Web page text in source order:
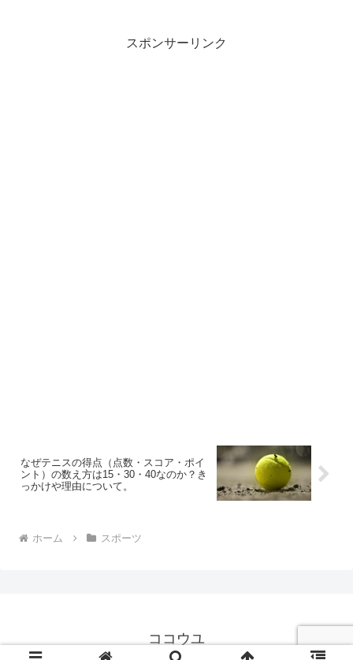
スポンサーリンク
なぜテニスの得点（点数・スコア・ポイ
ント）の数え方は15・30・40なのか？き
っかけや理由について。
ホーム スポーツ
ココウユ